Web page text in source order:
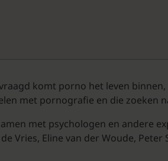
komt porno het leven
met pornografie en die zoeken
met psychologen en andere
Vries, Eline van der Woude,